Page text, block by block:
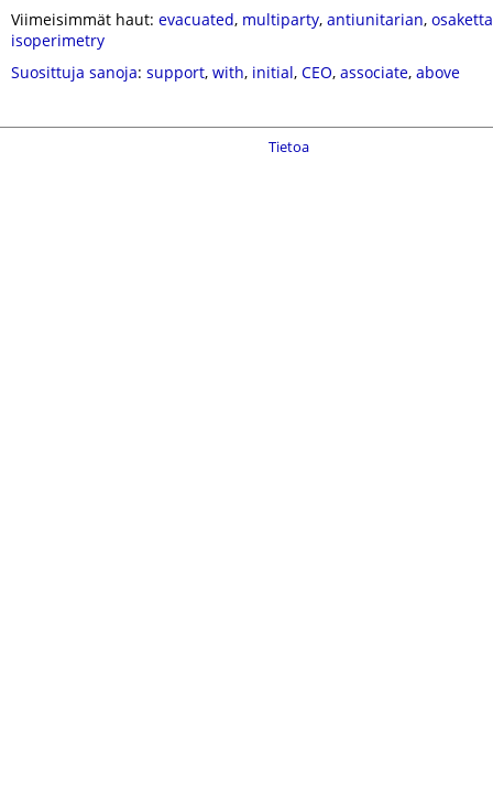
Viimeisimmät haut: evacuated, multiparty, antiunitarian, osaketta
isoperimetry
Suosittuja sanoja: support, with, initial, CEO, associate, above
Tietoa